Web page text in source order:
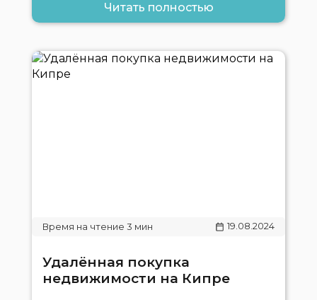
Читать полностью
19.08.2024
Удалённая покупка
недвижимости на Кипре